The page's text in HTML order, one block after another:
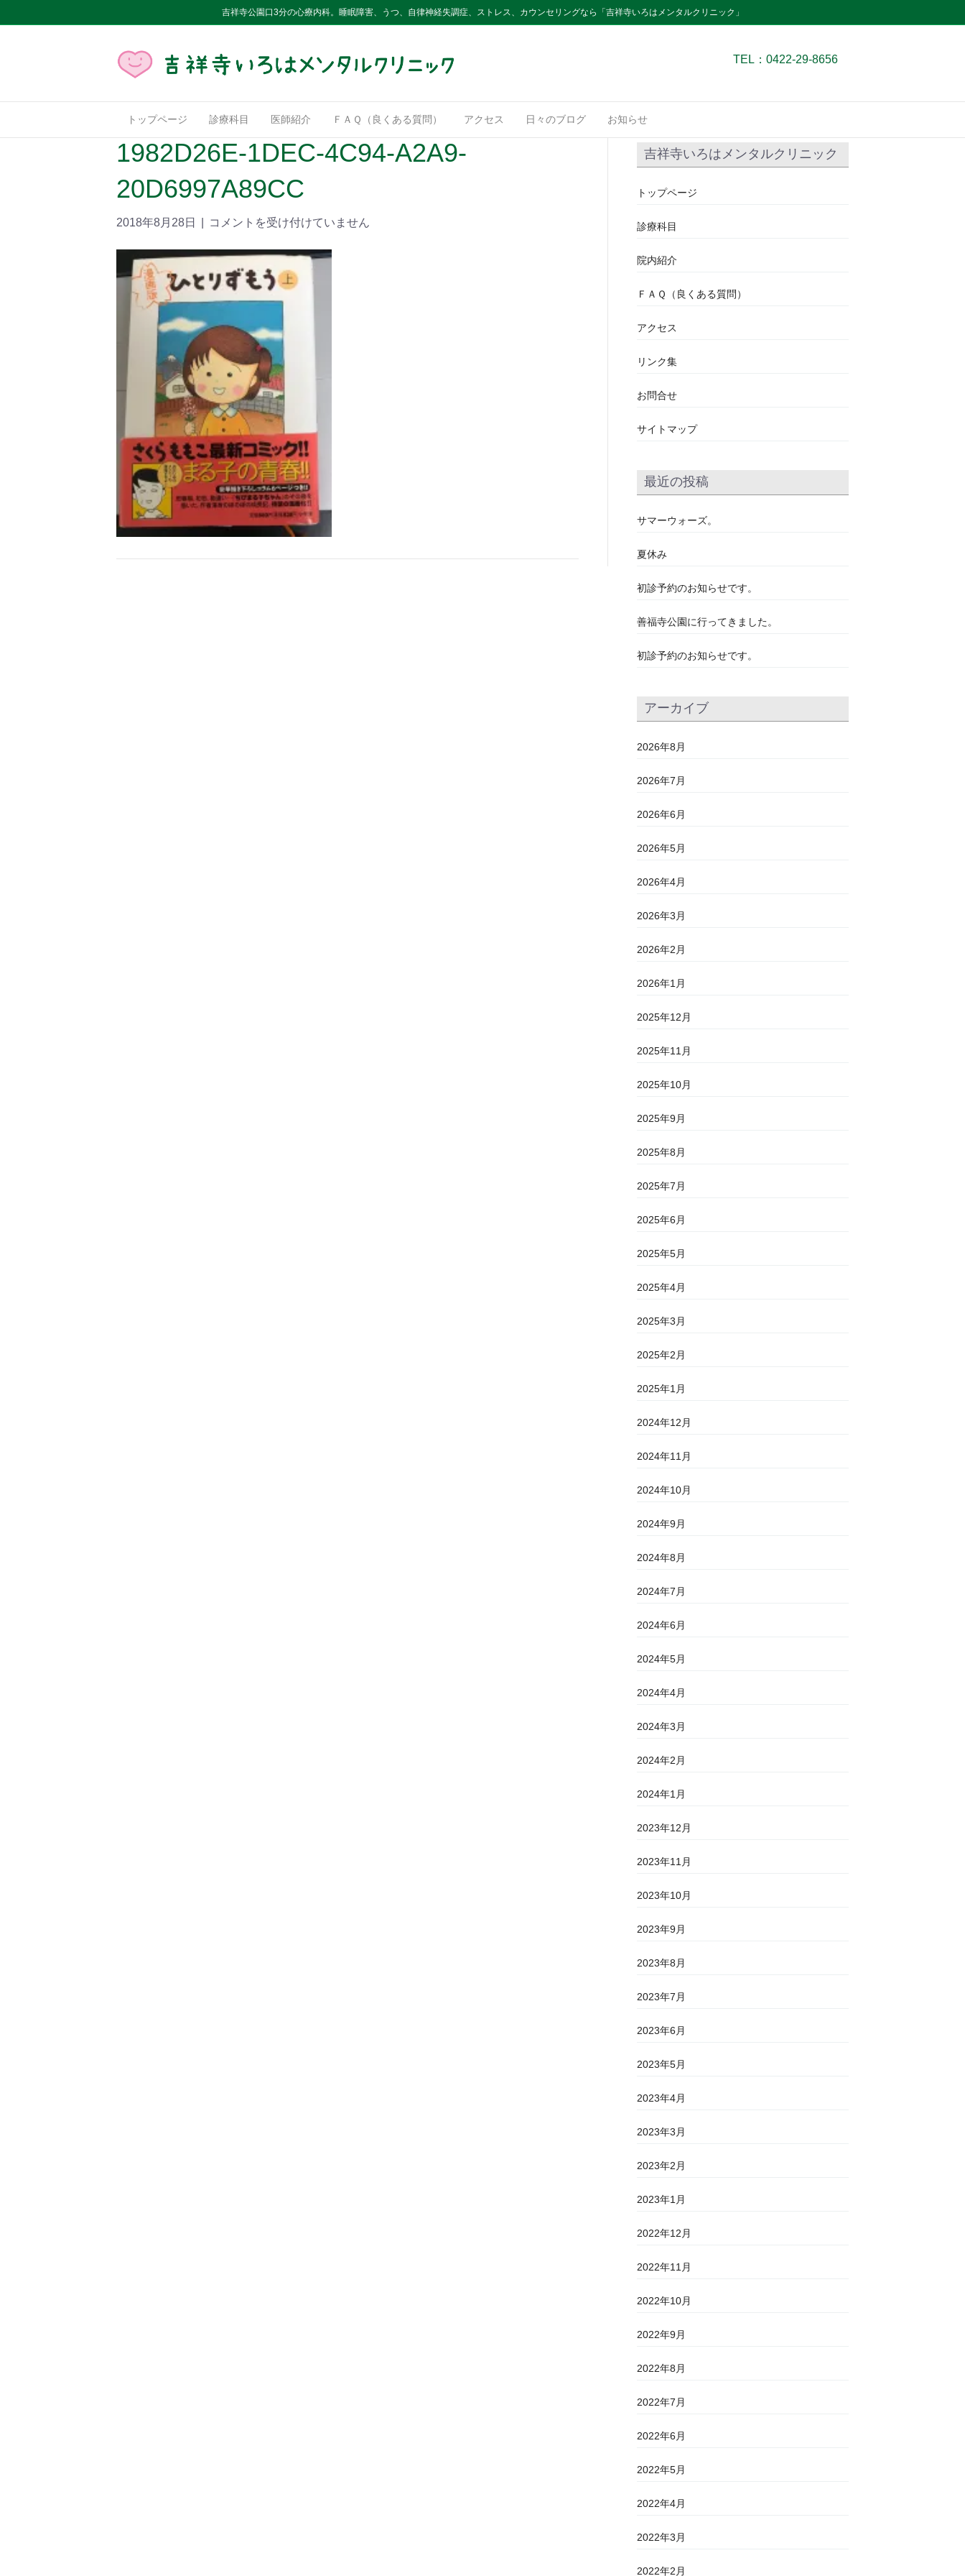
吉祥寺公園口3分の心療内科。睡眠障害、うつ、自律神経失調症、ストレス、カウンセリングなら「吉祥寺いろはメンタルクリニック」
TEL：0422-29-8656
トップページ 診療科目 医師紹介 ＦＡＱ（良くある質問） アクセス 日々のブログ お知らせ
1982D26E-1DEC-4C94-A2A9-
20D6997A89CC
2018年8月28日 コメントを受け付けていません
吉祥寺いろはメンタルクリニック
トップページ
診療科目
院内紹介
ＦＡＱ（良くある質問）
アクセス
リンク集
お問合せ
サイトマップ
最近の投稿
サマーウォーズ。
夏休み
初診予約のお知らせです。
善福寺公園に行ってきました。
初診予約のお知らせです。
アーカイブ
2026年8月
2026年7月
2026年6月
2026年5月
2026年4月
2026年3月
2026年2月
2026年1月
2025年12月
2025年11月
2025年10月
2025年9月
2025年8月
2025年7月
2025年6月
2025年5月
2025年4月
2025年3月
2025年2月
2025年1月
2024年12月
2024年11月
2024年10月
2024年9月
2024年8月
2024年7月
2024年6月
2024年5月
2024年4月
2024年3月
2024年2月
2024年1月
2023年12月
2023年11月
2023年10月
2023年9月
2023年8月
2023年7月
2023年6月
2023年5月
2023年4月
2023年3月
2023年2月
2023年1月
2022年12月
2022年11月
2022年10月
2022年9月
2022年8月
2022年7月
2022年6月
2022年5月
2022年4月
2022年3月
2022年2月